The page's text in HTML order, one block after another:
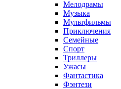
Мелодрамы
Музыка
Мультфильмы
Приключения
Семейные
Спорт
Триллеры
Ужасы
Фантастика
Фэнтези